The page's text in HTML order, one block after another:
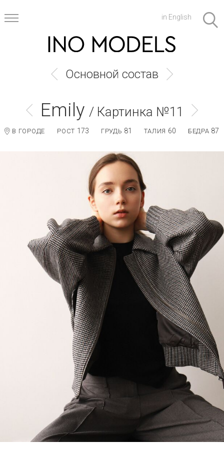
in English
Основной состав
Emily / Картинка №11
В ГОРОДЕ РОСТ 173 ГРУДЬ 81 ТАЛИЯ 60 БЕДРА 87